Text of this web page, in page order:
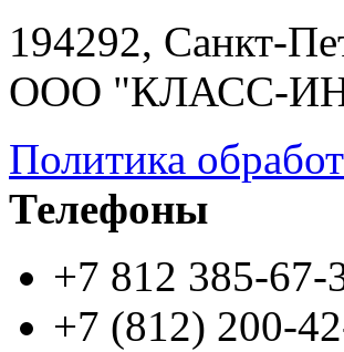
194292, Санкт-
ООО "КЛАСС-
Политика
Телефоны
+7 812 385-67-
+7 (812) 200-